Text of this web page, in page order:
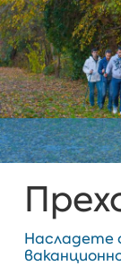
Насладете